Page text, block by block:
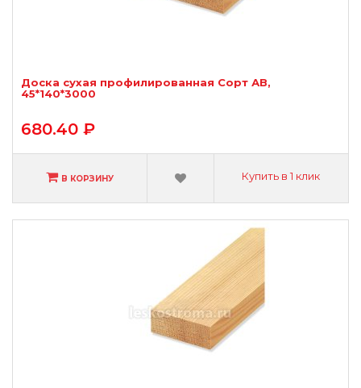
Доска сухая профилированная Сорт АВ,
45*140*3000
680.40 ₽
В КОРЗИНУ Купить в 1 клик